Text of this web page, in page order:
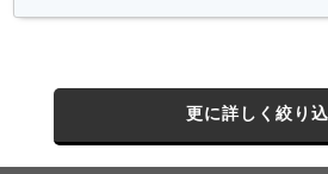
更に詳しく絞り